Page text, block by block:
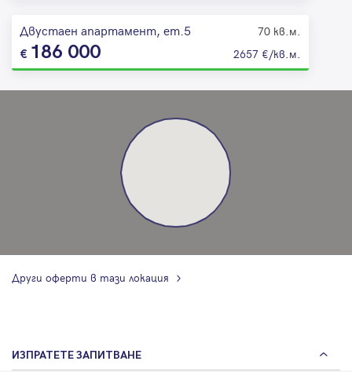
Двустаен апартамент, ет.5 70 кв.м.
186 000 2657 €/кв.м.
Други оферти в тази локация
ИЗПРАТЕТЕ ЗАПИТВАНЕ